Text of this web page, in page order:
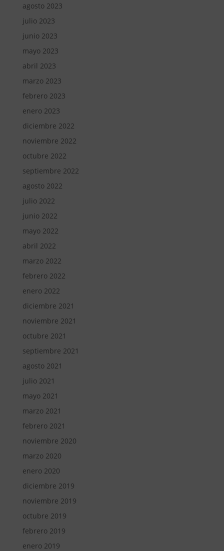
agosto 2023
julio 2023
junio 2023
mayo 2023
abril 2023
marzo 2023
febrero 2023
enero 2023
diciembre 2022
noviembre 2022
octubre 2022
septiembre 2022
agosto 2022
julio 2022
junio 2022
mayo 2022
abril 2022
marzo 2022
febrero 2022
enero 2022
diciembre 2021
noviembre 2021
octubre 2021
septiembre 2021
agosto 2021
julio 2021
mayo 2021
marzo 2021
febrero 2021
noviembre 2020
marzo 2020
enero 2020
diciembre 2019
noviembre 2019
octubre 2019
febrero 2019
enero 2019